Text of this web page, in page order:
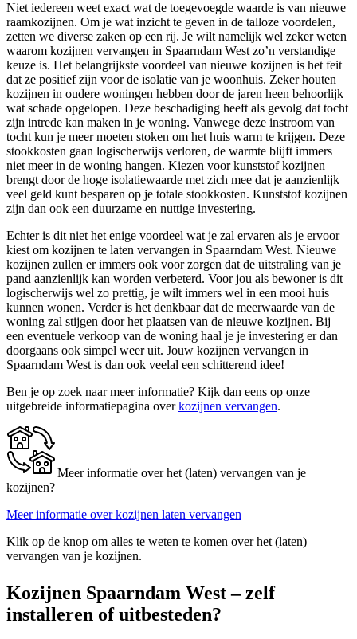
Niet iedereen weet exact wat de toegevoegde waarde is van nieuwe
raamkozijnen. Om je wat inzicht te geven in de talloze voordelen,
zetten we diverse zaken op een rij. Je wilt namelijk wel zeker weten
waarom kozijnen vervangen in Spaarndam West zo’n verstandige
keuze is. Het belangrijkste voordeel van nieuwe kozijnen is het feit
dat ze positief zijn voor de isolatie van je woonhuis. Zeker houten
kozijnen in oudere woningen hebben door de jaren heen behoorlijk
wat schade opgelopen. Deze beschadiging heeft als gevolg dat tocht
zijn intrede kan maken in je woning. Vanwege deze instroom van
tocht kun je meer moeten stoken om het huis warm te krijgen. Deze
stookkosten gaan logischerwijs verloren, de warmte blijft immers
niet meer in de woning hangen. Kiezen voor kunststof kozijnen
brengt door de hoge isolatiewaarde met zich mee dat je aanzienlijk
veel geld kunt besparen op je totale stookkosten. Kunststof kozijnen
zijn dan ook een duurzame en nuttige investering.
Echter is dit niet het enige voordeel wat je zal ervaren als je ervoor
kiest om kozijnen te laten vervangen in Spaarndam West. Nieuwe
kozijnen zullen er immers ook voor zorgen dat de uitstraling van je
pand aanzienlijk kan worden verbeterd. Voor jou als bewoner is dit
logischerwijs wel zo prettig, je wilt immers wel in een mooi huis
kunnen wonen. Verder is het denkbaar dat de meerwaarde van de
woning zal stijgen door het plaatsen van de nieuwe kozijnen. Bij
een eventuele verkoop van de woning haal je je investering er dan
doorgaans ook simpel weer uit. Jouw kozijnen vervangen in
Spaarndam West is dan ook veelal een schitterend idee!
Ben je op zoek naar meer informatie? Kijk dan eens op onze
uitgebreide informatiepagina overkozijnen vervangen.
Meer informatie over het (laten) vervangen van je
kozijnen?
Meer informatie over kozijnen laten vervangen
Klik op de knop om alles te weten te komen over het (laten)
vervangen van je kozijnen.
Kozijnen Spaarndam West – zelf
installeren of uitbesteden?